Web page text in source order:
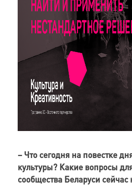
– Что сегодня на повестке
культуры? Какие вопросы
сообщества Беларуси сейчас